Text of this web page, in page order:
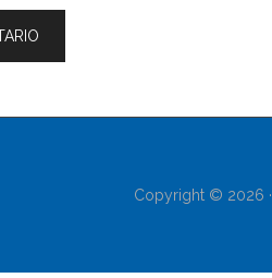
Copyright © 2026 ·